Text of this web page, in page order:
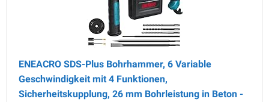
ENEACRO SDS-Plus Bohrhammer, 6 Variable
Geschwindigkeit mit 4 Funktionen,
Sicherheitskupplung, 26 mm Bohrleistung in Beton -